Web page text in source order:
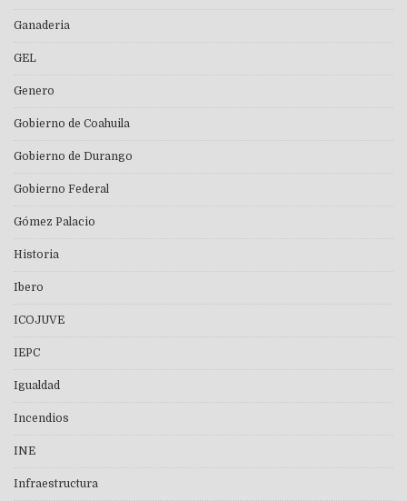
Ganaderia
GEL
Genero
Gobierno de Coahuila
Gobierno de Durango
Gobierno Federal
Gómez Palacio
Historia
Ibero
ICOJUVE
IEPC
Igualdad
Incendios
INE
Infraestructura